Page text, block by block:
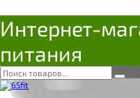
Интернет-
питания